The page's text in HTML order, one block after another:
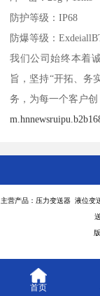
防护等级：IP68
防爆等级：
我们公司始终本着
旨，坚持“开拓、务
务，为每一个客户
主营产品：压力变送器 液位
首页